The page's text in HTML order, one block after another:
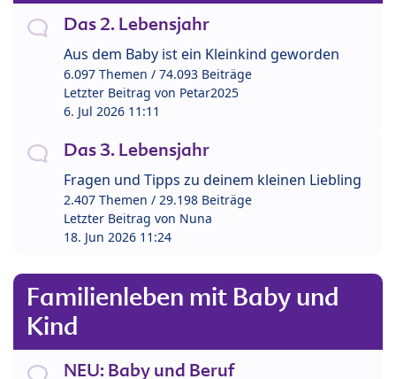
Das 2. Lebensjahr
Aus dem Baby ist ein Kleinkind geworden
6.097 Themen / 74.093 Beiträge
Letzter Beitrag von Petar2025
6. Jul 2026 11:11
Das 3. Lebensjahr
Fragen und Tipps zu deinem kleinen Liebling
2.407 Themen / 29.198 Beiträge
Letzter Beitrag von Nuna
18. Jun 2026 11:24
Familienleben mit Baby und
Kind
NEU: Baby und Beruf